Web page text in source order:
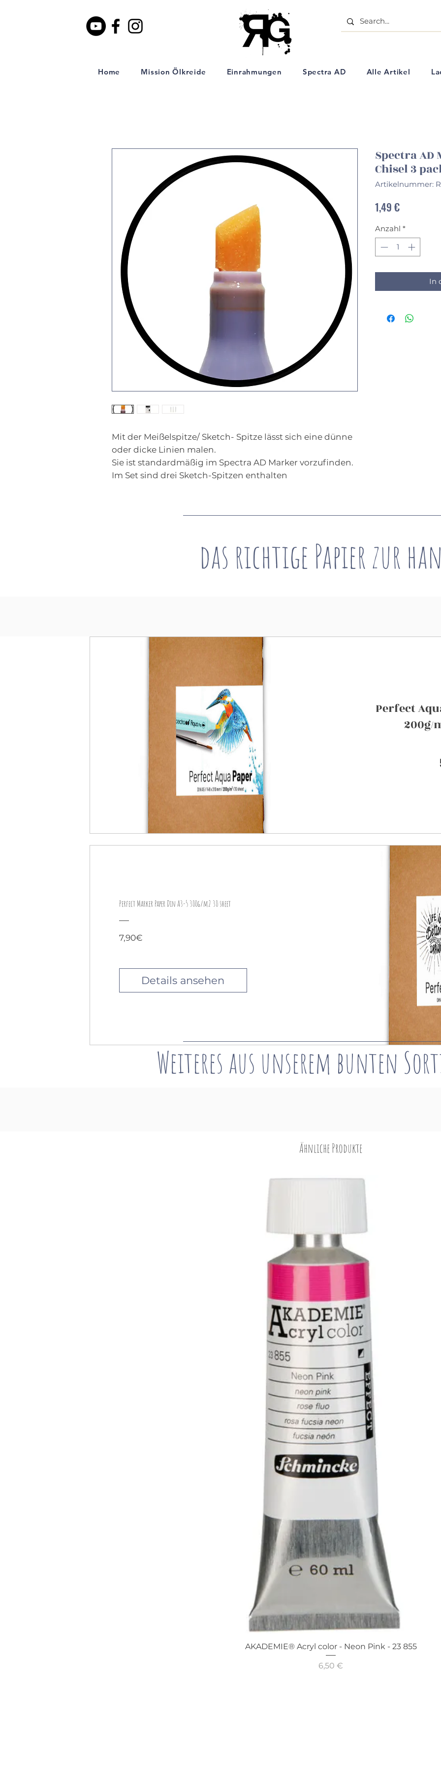
Home Mission Ölkreide Einrahmungen Spectra AD Alle Artikel
Mit der Meißelspitze/ Sketch- Spitze lässt sich eine dünne
oder dicke Linien malen.
Sie ist standardmäßig im Spectra AD Marker vorzufinden.
Im Set sind drei Sketch-Spitzen enthalten
Spectra AD
Chisel 3
Artikelnummer:
1,49 €Preis
Anzahl *
In
das richtige Papier zur
Perfect
200g/
Perfect Marker Paper Din A3-5 300g/m2 30 sheet
7,90€Preis
Details ansehen
Weiteres aus unserem bunten
Ähnliche Produkte
Schnellansicht
AKADEMIE® Acryl color - Neon Pink - 23 855
Preis
6,50 €